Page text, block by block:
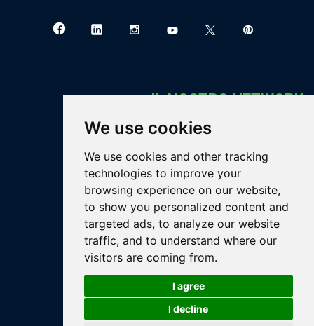
We use cookies
We use cookies and other tracking
technologies to improve your
browsing experience on our website,
to show you personalized content and
targeted ads, to analyze our website
traffic, and to understand where our
visitors are coming from.
I agree
I decline
IL NOSTRO NETWORK
Greenthesis Group
blog.greenthesisgroup.com
bigaran.greenthesisgroup.com
carborem.greenthesisgroup.com
eureko.greenthesisgroup.com
gea.greenthesisgroup.com
greenthesis.greenthesisgroup.com
gthagromet.greenthesisgroup.com
readalmine.greenthesisgroup.com
rigenio.greenthesisgroup.com